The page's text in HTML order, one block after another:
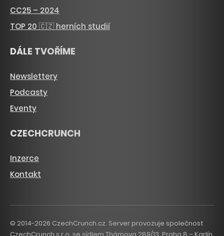
CC25 – 2024
TOP 20 🇨🇿 herních studií
DÁLE TVOŘÍME
Newslettery
Podcasty
Eventy
CZECHCRUNCH
Inzerce
Kontakt
© 2014-2026 CzechCrunch.cz. Server provozuje společnost